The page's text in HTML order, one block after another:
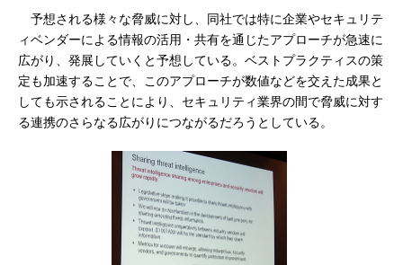
予想される様々な脅威に対し、同社では特に企業やセキュリテ
ィベンダーによる情報の活用・共有を通じたアプローチが急速に
広がり、発展していくと予想している。ベストプラクティスの策
定も加速することで、このアプローチが数値などを交えた成果と
しても示されることにより、セキュリティ業界の間で脅威に対す
る連携のさらなる広がりにつながるだろうとしている。